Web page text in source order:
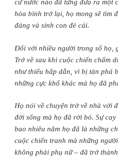
cứ nước nào đã từng đưa ra
hòa bình trở lại, họ mong sẽ tìm
đáng và sinh con đẻ cái.
Ðối với nhiều người trong số họ,
Trở về sau khi cuộc chiến chấm
như thiếu hấp dẫn, vì bị tàn phá
những cực khổ khác mà họ đã
Họ nói về chuyện trở về nhà với
đời sống mà họ đã rời bỏ. Sự
bao nhiêu năm họ đã là những
cuộc chiến tranh mà những
không phải phụ nữ – đã trở